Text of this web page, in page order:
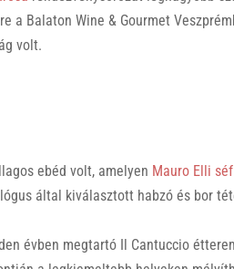
a Balaton Wine & Gourmet
volt.
ebéd volt, amelyen Mauro Elli séf
által kiválasztott habzó és bor
évben megtartó Il Cantuccio